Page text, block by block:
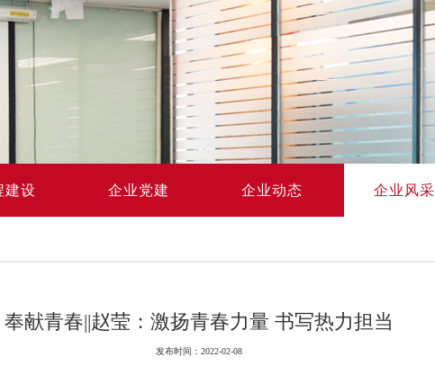
建设 企业党建 企业动态 企业风采
奉献青春||赵莹：激扬青春力量 书写热力担当
发布时间：2022-02-08